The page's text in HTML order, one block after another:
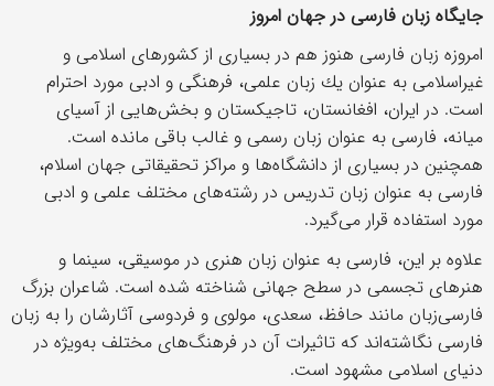
جایگاه زبان فارسی در جهان امروز
امروزه زبان فارسی هنوز هم در بسیاری از كشورهای اسلامی و
غیراسلامی به عنوان یك زبان علمی، فرهنگی و ادبی مورد احترام
است. در ایران، افغانستان، تاجیكستان و بخش‌هایی از آسیای
میانه، فارسی به عنوان زبان رسمی و غالب باقی مانده است.
همچنین در بسیاری از دانشگاه‌ها و مراكز تحقیقاتی جهان اسلام،
فارسی به عنوان زبان تدریس در رشته‌های مختلف علمی و ادبی
مورد استفاده قرار می‌گیرد.
علاوه بر این، فارسی به عنوان زبان هنری در موسیقی، سینما و
هنرهای تجسمی در سطح جهانی شناخته شده است. شاعران بزرگ
فارسی‌زبان مانند حافظ، سعدی، مولوی و فردوسی آثارشان را به زبان
فارسی نگاشته‌اند كه تاثیرات آن در فرهنگ‌های مختلف به‌ویژه در
دنیای اسلامی مشهود است.